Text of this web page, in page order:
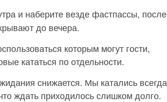
и наберите везде фастпассы, после
до вечера.
которым могут гости,
кататься по отдельности.
снижается. Мы катались всегда
ждать приходилось слишком долго.